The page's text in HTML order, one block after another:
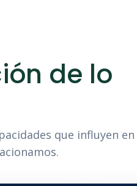
de lo
que influyen en